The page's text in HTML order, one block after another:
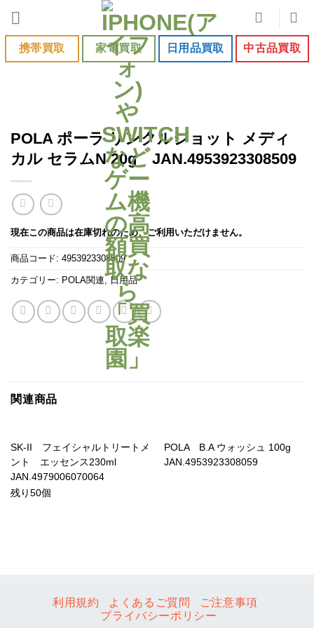
content携帯買取 家電買取 日用品買取 中古品買取
POLA ポーラ リンクルショット メディ
カル セラムN 20g JAN.4953923308509
現在この商品は在庫切れのため、ご利用いただけません。
商品コード: 4953923308509
カテゴリー: POLA関連, 日用品
関連商品
SK-II フェイシャルトリートメ
ント エッセンス230ml
JAN.4979006070064
残り50個
POLA B.A ウォッシュ 100g
JAN.4953923308059
利用規約 よくあるご質問
ご注意事項
プライバシーポリシー